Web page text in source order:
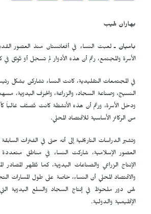
بهاران لهيب
باميان ـلعبت النساء في أفغانستان منذ العصور
الأسرة والمجتمع، رغم أن هذه الأدوار لم تسجل أو تُوثق في
في المجتمعات التقليدية، كانت النساء تشاركن بشكل
النسيج، وصناعة السجاد، والزراعة، والحِرَف اليدوية،
ودخل الأسرة، ورغم أن هذه الأنشطة كانت تُصنَّف غالباً
من الركائز الأساسية للاقتصاد المحلي.
وتشير الدراسات التاريخية إلى أنه حتى في الفترات
العصور الإسلامية، شاركت النساء في مناطق متعددة
الإنتاج الزراعي والصناعات اليدوية، كما تُظهر المصادر
والاقتصاد المحلي أن النساء، خاصة على طول المسارات
لهن دور ملحوظ في إنتاج السجاد والسلع اليدوية
الإقليمية والدولية.